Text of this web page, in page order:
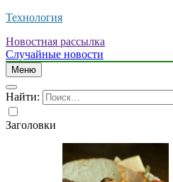
Технология
Новостная рассылка
Случайные новости
Меню
Найти:
Заголовки